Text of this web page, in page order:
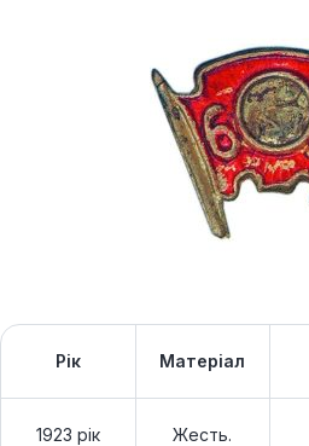
Рік Матеріал
1923 рік Жесть.